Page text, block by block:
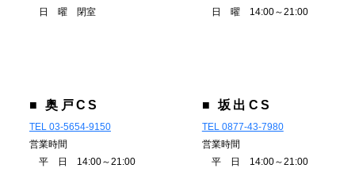
日 曜 閉室 日 曜 14:00～21:00
■ 奥戸CS
TEL 03-5654-9150
営業時間
平 日 14:00～21:00
■ 坂出CS
TEL 0877-43-7980
営業時間
平 日 14:00～21:00